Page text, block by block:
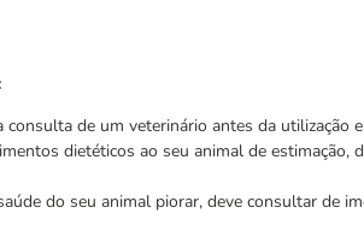
consulta de um veterinário antes da
dietéticos ao seu animal de estimação,
do seu animal piorar, deve consultar de